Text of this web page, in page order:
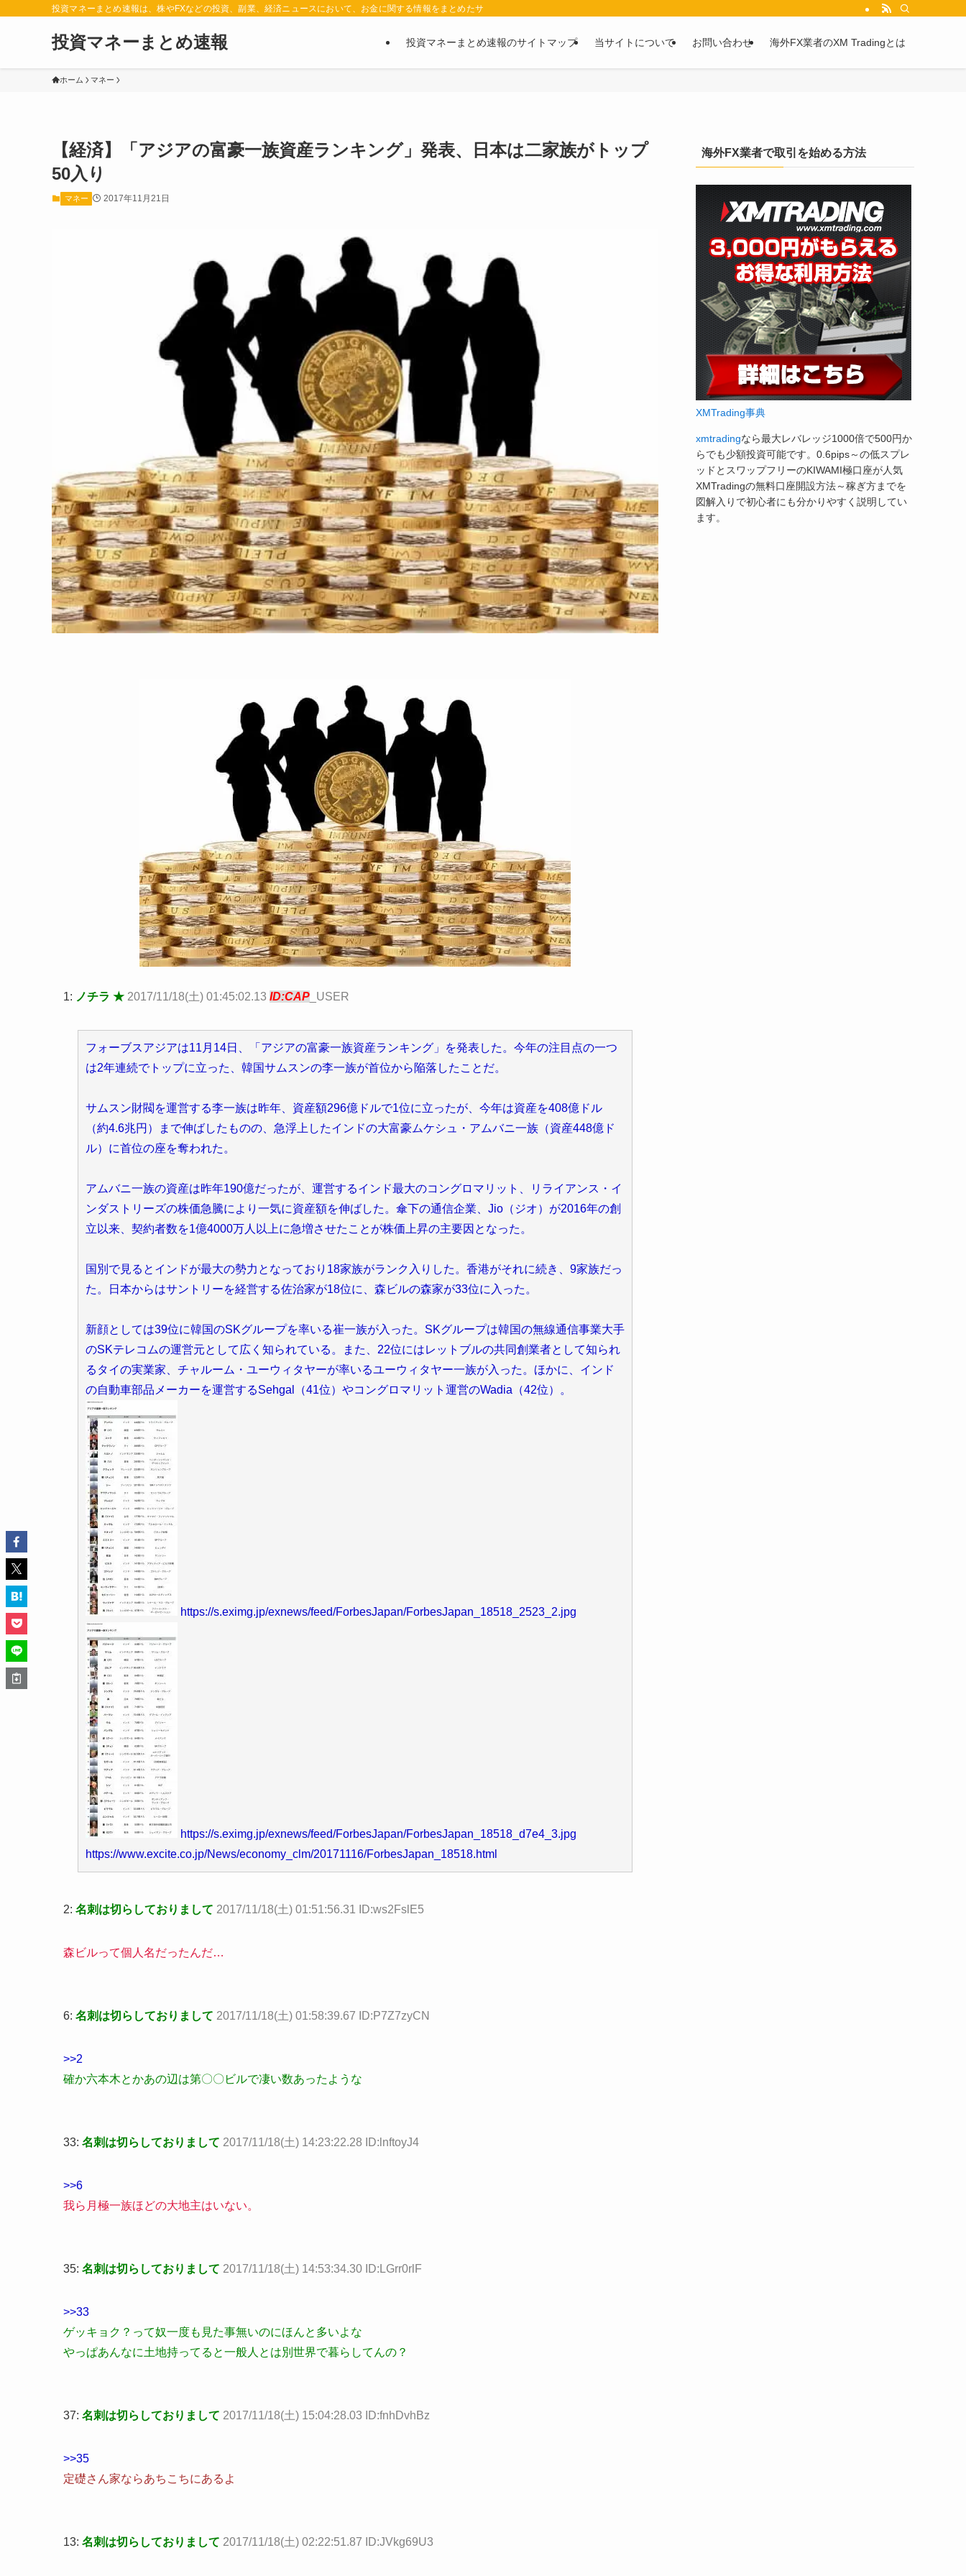
投資マネーまとめ速報は、株やFXなどの投資、副業、経済ニュースにおいて、お金に関する情報をまとめたサイトです。お金に関する情報の口コミや評判を2chや5chからピックアップしています。
投資マネーまとめ速報 投資マネーまとめ速報のサイトマップ 当サイトについて お問い合わせ 海外FX業者のXM Tradingとは
ホーム マネー
【経済】「アジアの富豪一族資産ランキング」発表、日本は二家族がトップ
50入り
マネー 2017年11月21日
1: ノチラ ★ 2017/11/18(土) 01:45:02.13 ID:CAP _USER
フォーブスアジアは11月14日、「アジアの富豪一族資産ランキング」を発表した。今年の注目点の一つ
は2年連続でトップに立った、韓国サムスンの李一族が首位から陥落したことだ。
サムスン財閥を運営する李一族は昨年、資産額296億ドルで1位に立ったが、今年は資産を408億ドル
（約4.6兆円）まで伸ばしたものの、急浮上したインドの大富豪ムケシュ・アムバニ一族（資産448億ド
ル）に首位の座を奪われた。
アムバニ一族の資産は昨年190億だったが、運営するインド最大のコングロマリット、リライアンス・イ
ンダストリーズの株価急騰により一気に資産額を伸ばした。傘下の通信企業、Jio（ジオ）が2016年の創
立以来、契約者数を1億4000万人以上に急増させたことが株価上昇の主要因となった。
国別で見るとインドが最大の勢力となっており18家族がランク入りした。香港がそれに続き、9家族だっ
た。日本からはサントリーを経営する佐治家が18位に、森ビルの森家が33位に入った。
新顔としては39位に韓国のSKグループを率いる崔一族が入った。SKグループは韓国の無線通信事業大手
のSKテレコムの運営元として広く知られている。また、22位にはレットブルの共同創業者として知られ
るタイの実業家、チャルーム・ユーウィタヤーが率いるユーウィタヤー一族が入った。ほかに、インド
の自動車部品メーカーを運営するSehgal（41位）やコングロマリット運営のWadia（42位）。
https://s.eximg.jp/exnews/feed/ForbesJapan/ForbesJapan_18518_2523_2.jpg
https://s.eximg.jp/exnews/feed/ForbesJapan/ForbesJapan_18518_d7e4_3.jpg
https://www.excite.co.jp/News/economy_clm/20171116/ForbesJapan_18518.html
2: 名刺は切らしておりまして 2017/11/18(土) 01:51:56.31 ID:ws2FslE5
森ビルって個人名だったんだ…
6: 名刺は切らしておりまして 2017/11/18(土) 01:58:39.67 ID:P7Z7zyCN
>>2
確か六本木とかあの辺は第〇〇ビルで凄い数あったような
33: 名刺は切らしておりまして 2017/11/18(土) 14:23:22.28 ID:lnftoyJ4
>>6
我ら月極一族ほどの大地主はいない。
35: 名刺は切らしておりまして 2017/11/18(土) 14:53:34.30 ID:LGrr0rlF
>>33
ゲッキョク？って奴一度も見た事無いのにほんと多いよな
やっぱあんなに土地持ってると一般人とは別世界で暮らしてんの？
37: 名刺は切らしておりまして 2017/11/18(土) 15:04:28.03 ID:fnhDvhBz
>>35
定礎さん家ならあちこちにあるよ
13: 名刺は切らしておりまして 2017/11/18(土) 02:22:51.87 ID:JVkg69U3
海外FX業者で取引を始める方法
XMTrading事典
xmtradingなら最大レバレッジ1000倍で500円か
らでも少額投資可能です。0.6pips～の低スプレ
ッドとスワップフリーのKIWAMI極口座が人気
XMTradingの無料口座開設方法～稼ぎ方までを
図解入りで初心者にも分かりやすく説明してい
ます。